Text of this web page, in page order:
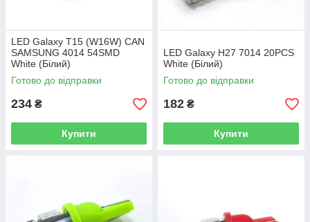
LED Galaxy T15 (W16W) CAN
SAMSUNG 4014 54SMD
White (Білий)
Готово до відправки
234 ₴
Купити
LED Galaxy H27 7014 20PCS
White (Білий)
Готово до відправки
182 ₴
Купити